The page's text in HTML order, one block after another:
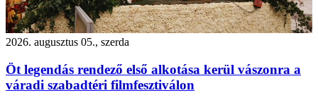
2026. augusztus 05., szerda
Öt legendás rendező első alkotása kerül vászonra a
váradi szabadtéri filmfesztiválon